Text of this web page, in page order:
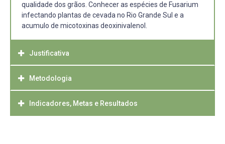
qualidade dos grãos. Conhecer as espécies de Fusarium
infectando plantas de cevada no Rio Grande Sul e a
acumulo de micotoxinas deoxinivalenol.
Justificativa
No Rio Grande do Sul é produzido aproximadamente 50%
do total da cevada brasileira, entretanto a produtividade e
qualidade dos grãos são baixos, muito aquém do
Metodologia
Os experimentos serão realizados em condições de casa
de vegetação e campo. Os estudos em ambiente
Indicadores, Metas e Resultados